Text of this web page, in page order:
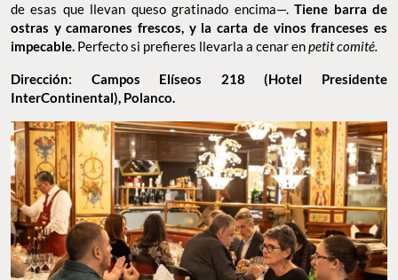
de esas que llevan queso gratinado encima—.Tiene barra de
ostras y camarones frescos, y la carta de vinos franceses es
impecable. Perfecto si prefieres llevarla a cenar enpetit comité.
Dirección: Campos Elíseos 218 (Hotel Presidente
InterContinental), Polanco.